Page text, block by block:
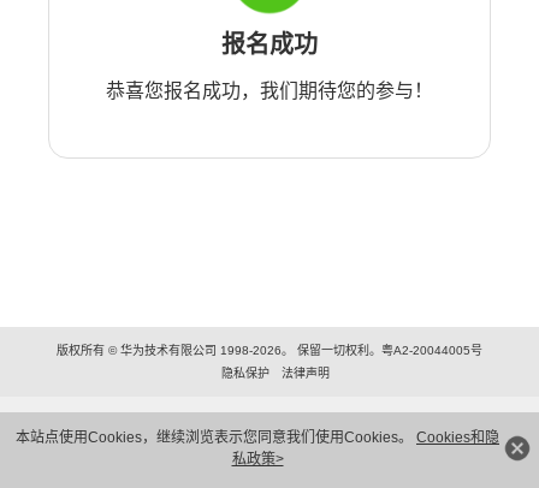
本站点使用Cookies，继续浏览表示您同意我们使用Cookies。 Cookies和隐
私政策>
报名成功
恭喜您报名成功，我们期待您的参与！
版权所有 © 华为技术有限公司 1998-2026。 保留一切权利。粤A2-20044005号
隐私保护
法律声明